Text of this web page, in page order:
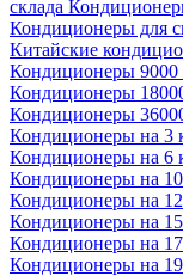
склада
Кондиционеры для
Китайские
Кондиционеры
Кондиционеры
Кондиционеры
Кондиционеры на 3
Кондиционеры на 6
Кондиционеры на
Кондиционеры на
Кондиционеры на
Кондиционеры на
Кондиционеры на